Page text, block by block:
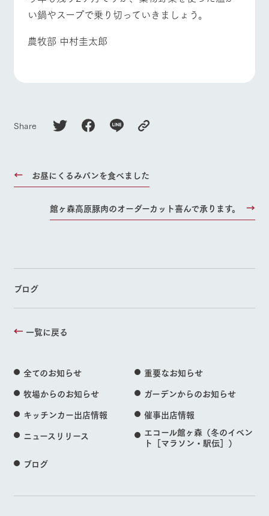
個人情報取扱いについて
ペットをお連れの
お問い合わせ
い鍋やスープで乗り切っていきましょう。
農牧部 中村圭太郎
Share
お昼にくるみパンを食べました
館ヶ森高原豚肉のオーダーカット喜んで承ります。
ブログ
一覧に戻る
全てのお知らせ
重要なお知らせ
牧場からのお知らせ
ガーデンからのお知らせ
キッチンカー出店情報
催事出店情報
ニュースリリース
エコール館ヶ森（冬のイベン
ト［マラソン・駅伝］）
ブログ